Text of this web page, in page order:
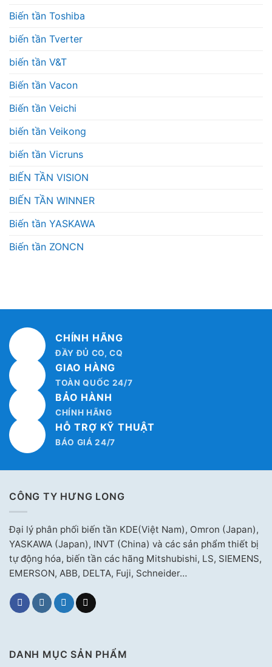
Biến tần Toshiba
biến tần Tverter
biến tần V&T
Biến tần Vacon
Biến tần Veichi
biến tần Veikong
biến tần Vicruns
BIẾN TẦN VISION
BIẾN TẦN WINNER
Biến tần YASKAWA
Biến tần ZONCN
CHÍNH HÃNG
ĐẦY ĐỦ CO, CQ
GIAO HÀNG
TOÀN QUỐC 24/7
BẢO HÀNH
CHÍNH HÃNG
HỖ TRỢ KỸ THUẬT
BÁO GIÁ 24/7
CÔNG TY HƯNG LONG
Đại lý phân phối biến tần KDE(Việt Nam), Omron (Japan),
YASKAWA (Japan), INVT (China) và các sản phẩm thiết bị
tự động hóa, biến tần các hãng Mitshubishi, LS, SIEMENS,
EMERSON, ABB, DELTA, Fuji, Schneider…
DANH MỤC SẢN PHẨM